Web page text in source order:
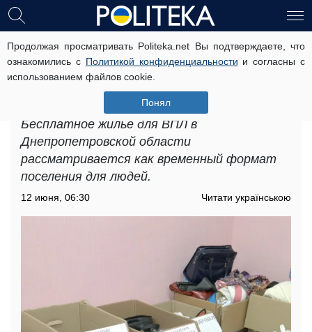
Продолжая просматривать Politeka.net Вы подтверждаете, что
ознакомились с Политикой конфиденциальности и согласны с
использованием файлов cookie.
Понял
Бесплатное жилье для ВПЛ в
Днепропетровской области: где
предлагают безопасные места для
Бесплатное жилье для ВПЛ в
Днепропетровской области
рассматривается как временный формат
поселения для людей.
12 июня, 06:30 Читати українською